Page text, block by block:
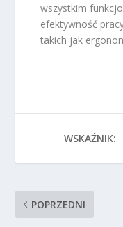
wszystkim
efektywność
takich jak
WSKAŹNIK:
POPRZEDNI